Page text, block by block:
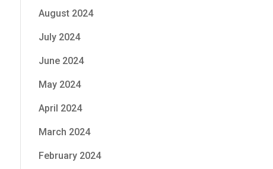
August 2024
July 2024
June 2024
May 2024
April 2024
March 2024
February 2024